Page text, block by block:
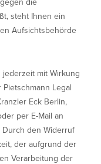
die
steht Ihnen ein
Aufsichtsbehörde
mit Wirkung
Legal
Eck Berlin,
per E-Mail an
den Widerruf
der aufgrund der
Verarbeitung der